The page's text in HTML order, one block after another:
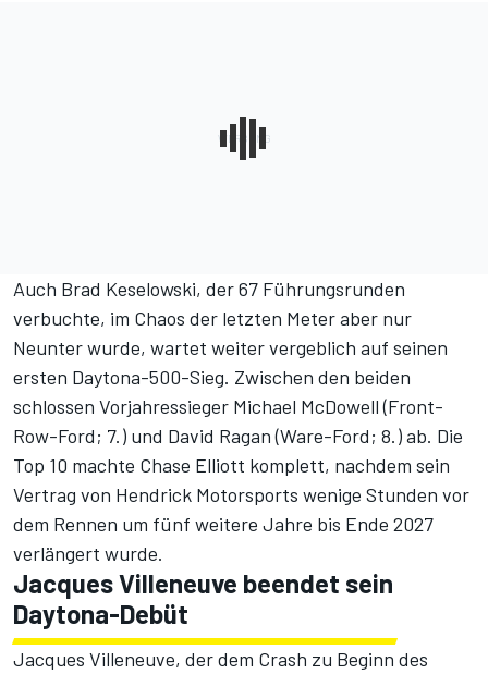
Auch Brad Keselowski, der 67 Führungsrunden
verbuchte, im Chaos der letzten Meter aber nur
Neunter wurde, wartet weiter vergeblich auf seinen
ersten Daytona-500-Sieg. Zwischen den beiden
schlossen Vorjahressieger Michael McDowell (Front-
Row-Ford; 7.) und David Ragan (Ware-Ford; 8.) ab. Die
Top 10 machte Chase Elliott komplett, nachdem sein
Vertrag von Hendrick Motorsports wenige Stunden vor
dem Rennen um fünf weitere Jahre bis Ende 2027
verlängert wurde.
Jacques Villeneuve beendet sein
Daytona-Debüt
Jacques Villeneuve, der dem Crash zu Beginn des